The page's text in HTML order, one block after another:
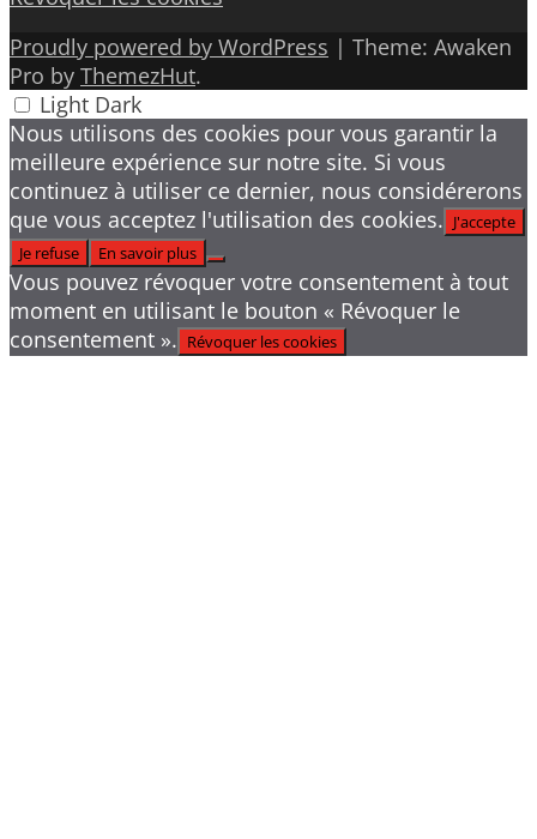
Proudly powered by WordPress | Theme: Awaken
Pro by ThemezHut.
Light Dark
Nous utilisons des cookies pour vous garantir la
meilleure expérience sur notre site. Si vous
continuez à utiliser ce dernier, nous considérerons
que vous acceptez l'utilisation des cookies. J'accepte
Je refuse
En savoir plus
Vous pouvez révoquer votre consentement à tout
moment en utilisant le bouton « Révoquer le
consentement ». Révoquer les cookies